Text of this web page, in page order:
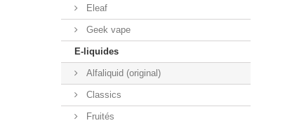
Eleaf
Geek vape
E-liquides
Alfaliquid (original)
Classics
Fruités